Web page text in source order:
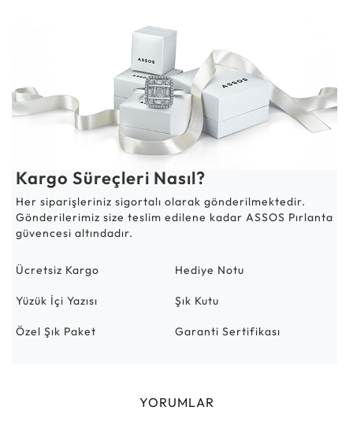
Kargo Süreçleri Nasıl?
Her siparişleriniz sigortalı olarak gönderilmektedir.
Gönderilerimiz size teslim edilene kadar ASSOS Pırlanta
güvencesi altındadır.
Ücretsiz Kargo Hediye Notu
Yüzük İçi Yazısı Şık Kutu
Özel Şık Paket Garanti Sertifikası
YORUMLAR